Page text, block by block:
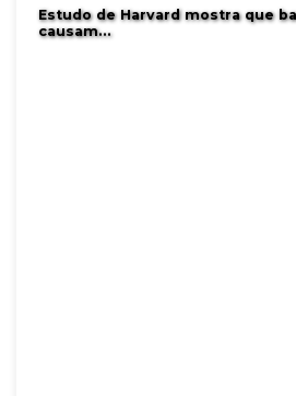
Estudo de Harvard mostra que
causam…